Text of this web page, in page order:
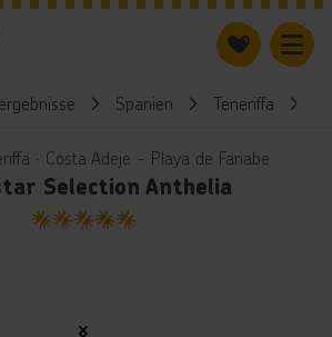
Spanien Teneriffa
∙ Costa Adeje - Playa de Fanabe
Selection Anthelia
5